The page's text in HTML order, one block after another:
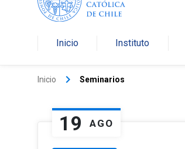
Inicio Instituto
Inicio keyboard_arrow_right Seminarios
19 AGO